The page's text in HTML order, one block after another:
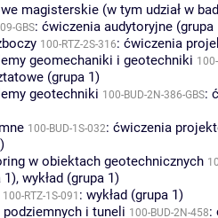
magisterskie (w tym udział w
GBS: ćwiczenia audytoryjne (grupa
100-RTZ-2S-316: ćwiczenia
geomechaniki i geotechniki
(grupa 1)
geotechniki 100-BUD-2N-386-GBS:
100-BUD-1S-032: ćwiczenia
w obiektach geotechnicznych
1), wykład (grupa 1)
100-RTZ-1S-091 : wykład (grupa 1)
i tuneli 100-BUD-2N-458: